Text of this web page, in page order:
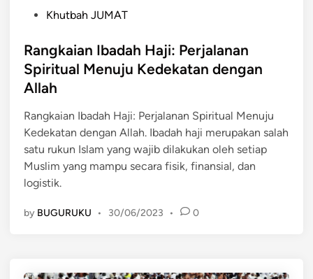
s
t
e
i
n
Khutbah JUMAT
Rangkaian Ibadah Haji: Perjalanan
Spiritual Menuju Kedekatan dengan
Allah
Rangkaian Ibadah Haji: Perjalanan Spiritual Menuju
Kedekatan dengan Allah. Ibadah haji merupakan salah
satu rukun Islam yang wajib dilakukan oleh setiap
Muslim yang mampu secara fisik, finansial, dan
logistik.
by BUGURUKU • 30/06/2023 • 0